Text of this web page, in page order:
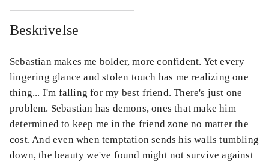
Beskrivelse
Sebastian makes me bolder, more confident. Yet every
lingering glance and stolen touch has me realizing one
thing... I'm falling for my best friend. There's just one
problem. Sebastian has demons, ones that make him
determined to keep me in the friend zone no matter the
cost. And even when temptation sends his walls tumbling
down, the beauty we've found might not survive against